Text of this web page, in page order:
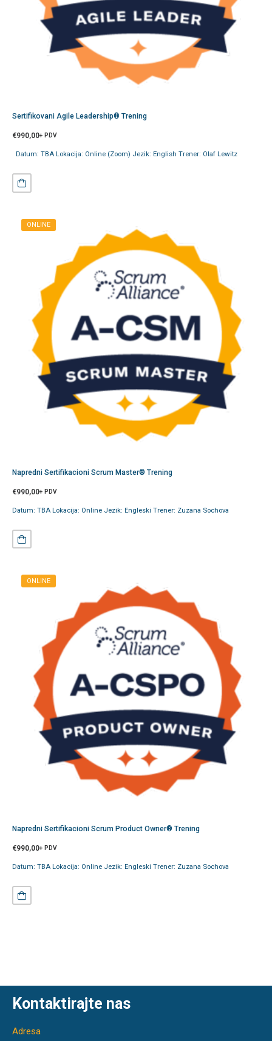
Sertifikovani Agile Leadership® Trening
€990,00+ PDV
Datum: TBA Lokacija: Online (Zoom) Jezik: English Trener: Olaf Lewitz
ONLINE
Napredni Sertifikacioni Scrum Master® Trening
€990,00+ PDV
Datum: TBA Lokacija: Online Jezik: Engleski Trener: Zuzana Sochova
ONLINE
Napredni Sertifikacioni Scrum Product Owner® Trening
€990,00+ PDV
Datum: TBA Lokacija: Online Jezik: Engleski Trener: Zuzana Sochova
Kontaktirajte nas
Adresa